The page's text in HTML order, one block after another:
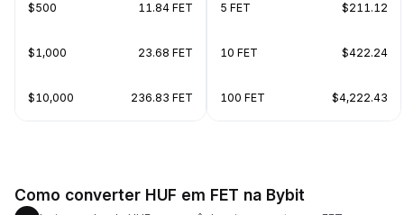
$500 11.84 FET
$1,000 23.68 FET
$10,000 236.83 FET
5 FET $211.12
10 FET $422.24
100 FET $4,222.43
Como converter HUF em FET na Bybit